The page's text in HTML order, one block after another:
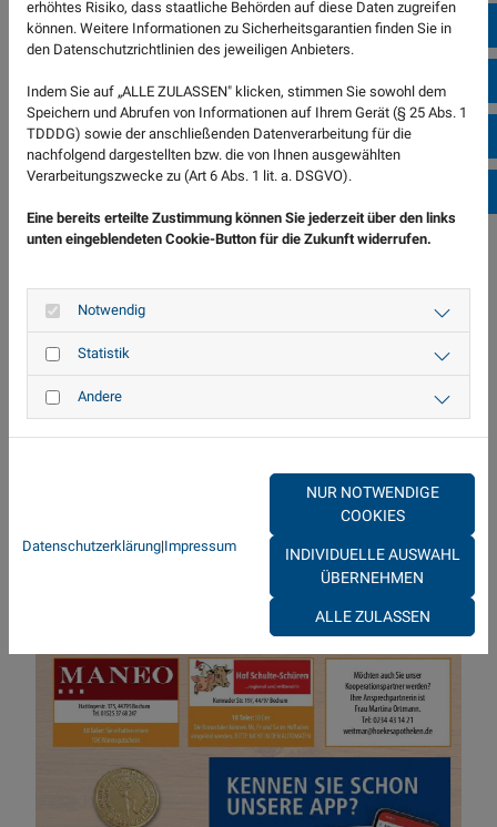
erhöhtes Risiko, dass staatliche Behörden auf diese Daten zugreifen
können. Weitere Informationen zu Sicherheitsgarantien finden Sie in
den Datenschutzrichtlinien des jeweiligen Anbieters.
Indem Sie auf „ALLE ZULASSEN" klicken, stimmen Sie sowohl dem
Speichern und Abrufen von Informationen auf Ihrem Gerät (§ 25 Abs. 1
TDDDG) sowie der anschließenden Datenverarbeitung für die
nachfolgend dargestellten bzw. die von Ihnen ausgewählten
Verarbeitungszwecke zu (Art 6 Abs. 1 lit. a. DSGVO).
Eine bereits erteilte Zustimmung können Sie jederzeit über den links
unten eingeblendeten Cookie-Button für die Zukunft widerrufen.
Notwendig
Statistik
Andere
Datenschutzerklärung|Impressum
NUR NOTWENDIGE
COOKIES
INDIVIDUELLE AUSWAHL
ÜBERNEHMEN
ALLE ZULASSEN